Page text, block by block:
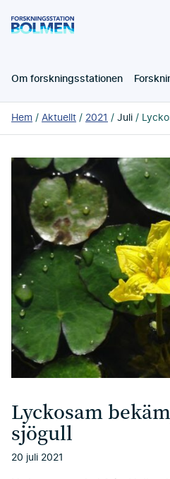
tillForskningsstation
Om forskningsstationen
Du
är
Hem Aktuellt 2021 Juli
Lyckosam
sjögull
20 juli 2021